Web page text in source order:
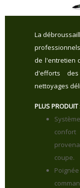
La
de l'entretien
d'efforts
nettoyages
PLUS PRODUIT:
coupe.